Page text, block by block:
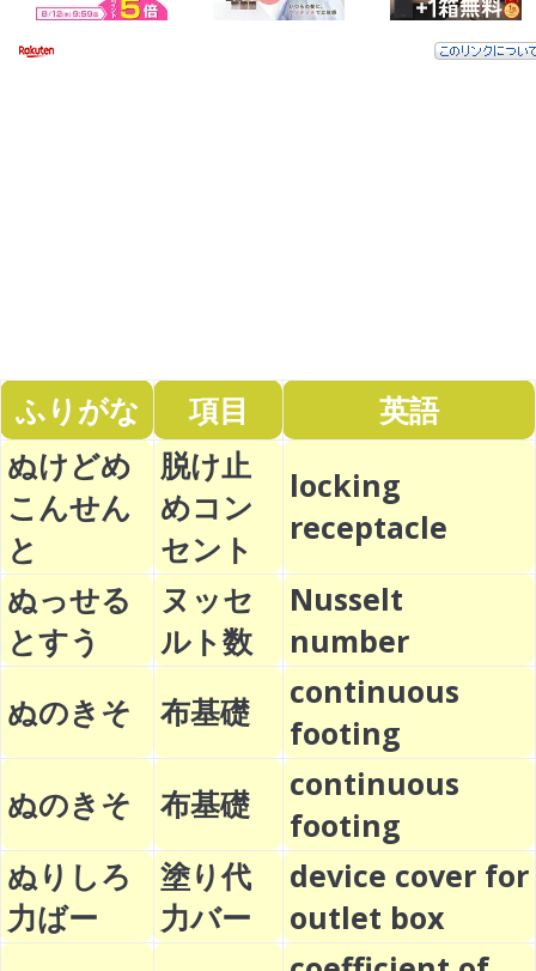
ふりがな 項目
英語
ぬけどめ
こんせん
と
脱け止
めコン
セント
locking
receptacle
ぬっせる
とすう
ヌッセ
ルト数
Nusselt
number
ぬのきそ
布基礎
continuous
footing
ぬのきそ
布基礎
continuous
footing
ぬりしろ
力ばー
塗り代
力バー
device cover for
outlet box